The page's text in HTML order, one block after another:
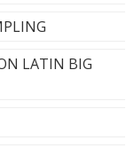
LATIN BIG